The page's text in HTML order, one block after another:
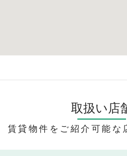
取扱い店
賃貸物件をご紹介可能な